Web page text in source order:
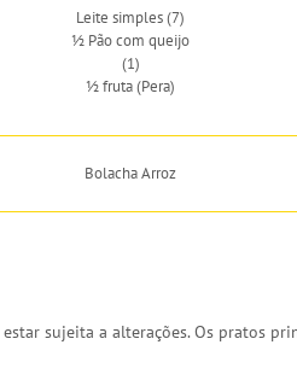
Leite simples (7)
½ Pão com queijo
(1)
½ fruta (Pera)
Bolacha Arroz
sujeita a alterações. Os pratos